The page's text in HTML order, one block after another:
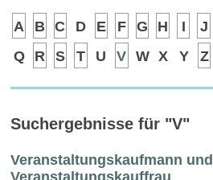
A B C D E F G H I J
Q
R S T U V W X Y Z
Suchergebnisse für "V"
Veranstaltungskaufmann und
Veranstaltungskauffrau